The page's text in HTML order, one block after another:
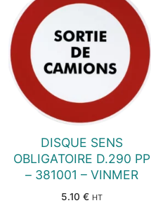
DISQUE SENS
OBLIGATOIRE D.290 PP
– 381001 – VINMER
5.10 € HT